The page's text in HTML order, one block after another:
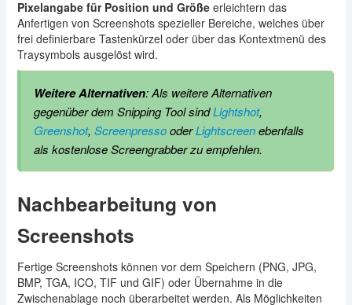
Pixelangabe für Position und Größeerleichtern das
Anfertigen von Screenshots spezieller Bereiche, welches über
frei definierbare Tastenkürzel oder über das Kontextmenü des
Traysymbols ausgelöst wird.
Weitere Alternativen: Als weitere Alternativen
gegenüber dem Snipping Tool sindLightshot,
Greenshot, ScreenpressooderLightscreenebenfalls
als kostenlose Screengrabber zu empfehlen.
Nachbearbeitung von
Screenshots
Fertige Screenshots können vor dem Speichern (PNG, JPG,
BMP, TGA, ICO, TIF und GIF) oder Übernahme in die
Zwischenablage noch überarbeitet werden. Als Möglichkeiten